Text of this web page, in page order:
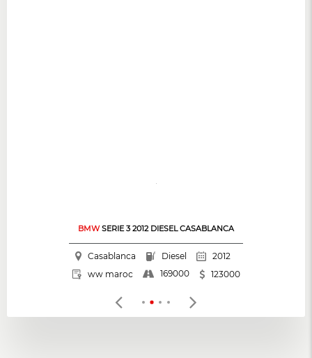
BMWSERIE 3 2012 DIESEL CASABLANCA
Casablanca Diesel
2012
ww maroc
169000 123000